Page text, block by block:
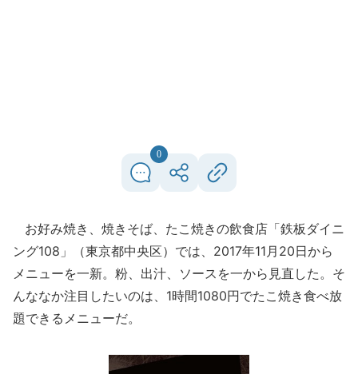
0
お好み焼き、焼きそば、たこ焼きの飲食店「鉄板ダイニ
ング108」（東京都中央区）では、2017年11月20日から
メニューを一新。粉、出汁、ソースを一から見直した。そ
んななか注目したいのは、1時間1080円でたこ焼き食べ放
題できるメニューだ。